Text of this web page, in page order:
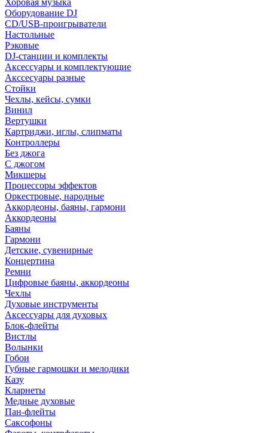
Хоровая музыка
Оборудование DJ
CD/USB-проигрыватели
Настольные
Рэковые
DJ-станции и комплекты
Аксессуары и комплектующие
Акссесуары разные
Стойки
Чехлы, кейсы, сумки
Винил
Вертушки
Картриджи, иглы, слипматы
Контроллеры
Без джога
С джогом
Микшеры
Процессоры эффектов
Оркестровые, народные
Аккордеоны, баяны, гармони
Аккордеоны
Баяны
Гармони
Детские, сувенирные
Концертина
Ремни
Цифровые баяны, аккордеоны
Чехлы
Духовые инструменты
Аксессуары для духовых
Блок-флейты
Вистлы
Волынки
Гобои
Губные гармошки и мелодики
Казу
Кларнеты
Медные духовые
Пан-флейты
Саксофоны